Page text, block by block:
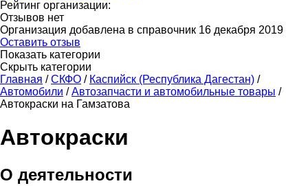
Рейтинг организации:
Отзывов нет
Организация добавлена в справочник 16 декабря 2019
Оставить отзыв
Показать категории
Скрыть категории
Главная / СКФО / Каспийск (Республика Дагестан) /
Автомобили / Автозапчасти и автомобильные товары /
Автокраски на Гамзатова
Автокраски
О деятельности